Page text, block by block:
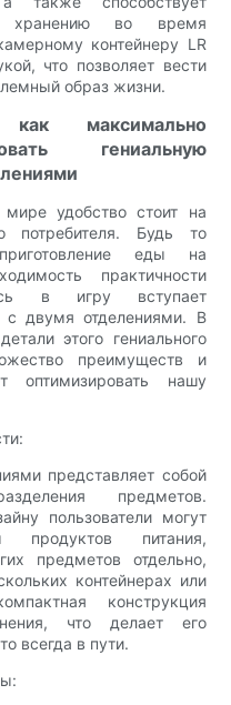
хранению во время
контейнеру LR
что позволяет вести
образ жизни.
как максимально
гениальную
удобство стоит на
Будь то
еды на
практичности
в игру вступает
с двумя отделениями. В
этого гениального
преимуществ и
нашу
представляет собой
предметов.
пользователи могут
продуктов питания,
предметов отдельно,
контейнерах или
конструкция
что делает его
всегда в пути.